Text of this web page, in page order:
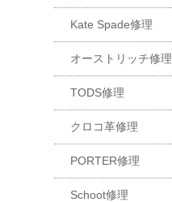
Kate Spade修理
オーストリッチ修理
TODS修理
クロコ革修理
PORTER修理
Schoot修理